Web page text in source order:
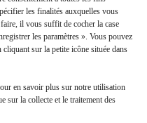
les finalités auxquelles vous
il vous suffit de cocher la case
les paramètres ». Vous pouvez
sur la petite icône située dans
en savoir plus sur notre utilisation
sur la collecte et le traitement des